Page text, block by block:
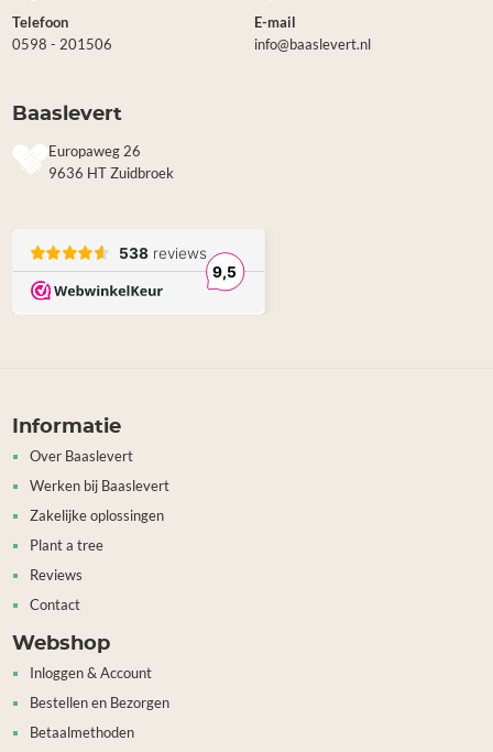
Telefoon
0598 - 201506
E-mail
info@baaslevert.nl
Baaslevert
Europaweg 26
9636 HT Zuidbroek
Informatie
Over Baaslevert
Werken bij Baaslevert
Zakelijke oplossingen
Plant a tree
Reviews
Contact
Webshop
Inloggen & Account
Bestellen en Bezorgen
Betaalmethoden